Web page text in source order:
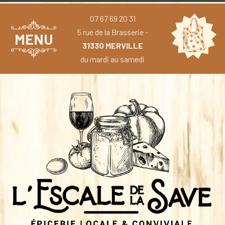
MENU
07 67 69 20 31
5 rue de la Brasserie -
31330 MERVILLE
du mardi au samedi